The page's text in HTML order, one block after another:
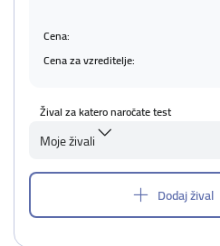
Cena:
Cena za vzreditelje:
Žival za katero naročate test
Moje živali
Dodaj žival